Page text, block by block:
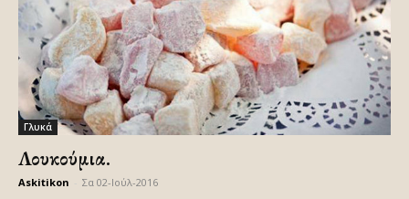
Γλυκά
Λουκούμια.
Askitikon Σα 02-Ιούλ-2016